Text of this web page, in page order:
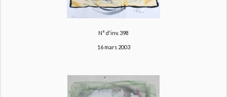
N° d'inv. 398
16 mars 2003